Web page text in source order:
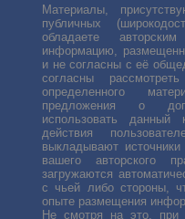
Материалы,
публичных
обладаете
информацию,
и не согласны с её
согласны
определенного
предложения о
использовать
действия
выкладывают
вашего авторского
загружаются
с чьей либо стороны,
опыте размещения
Не смотря на это, при